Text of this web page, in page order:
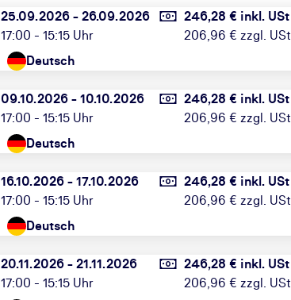
25.09.2026 - 26.09.2026
17:00 - 15:15 Uhr
246,28 € inkl. USt
206,96 € zzgl. USt
Deutsch
09.10.2026 - 10.10.2026
17:00 - 15:15 Uhr
246,28 € inkl. USt
206,96 € zzgl. USt
Deutsch
16.10.2026 - 17.10.2026
17:00 - 15:15 Uhr
246,28 € inkl. USt
206,96 € zzgl. USt
Deutsch
20.11.2026 - 21.11.2026
17:00 - 15:15 Uhr
246,28 € inkl. USt
206,96 € zzgl. USt